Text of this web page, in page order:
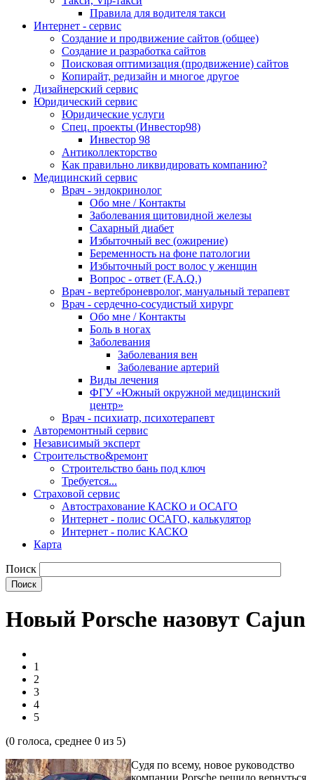
Правила для водителя такси
Интернет - сервис
Создание и продвижение сайтов (общее)
Создание и разработка сайтов
Поисковая оптимизация (продвижение) сайтов
Копирайт, редизайн и многое другое
Дизайнерский сервис
Юридический сервис
Юридические услуги
Спец. проекты (Инвестор98)
Инвестор 98
Антиколлекторство
Как правильно ликвидировать компанию?
Медицинский сервис
Врач - эндокринолог
Обо мне / Контакты
Заболевания щитовидной железы
Сахарный диабет
Избыточный вес (ожирение)
Беременность на фоне патологии
Избыточный рост волос у женщин
Вопрос - ответ (F.A.Q.)
Врач - вертеброневролог, мануальный терапевт
Врач - сердечно-сосудистый хирург
Обо мне / Контакты
Боль в ногах
Заболевания
Заболевания вен
Заболевание артерий
Виды лечения
ФГУ «Южный окружной медицинский
центр»
Врач - психиатр, психотерапевт
Авторемонтный сервис
Независимый эксперт
Строительство&ремонт
Строительство бань под ключ
Требуется...
Страховой сервис
Автострахование КАСКО и ОСАГО
Интернет - полис ОСАГО, калькулятор
Интернет - полис КАСКО
Карта
Поиск
Новый Porsche назовут Cajun
1
2
3
4
5
(0 голоса, среднее 0 из 5)
Судя по всему, новое руководство
компании Porsche решило вернуться